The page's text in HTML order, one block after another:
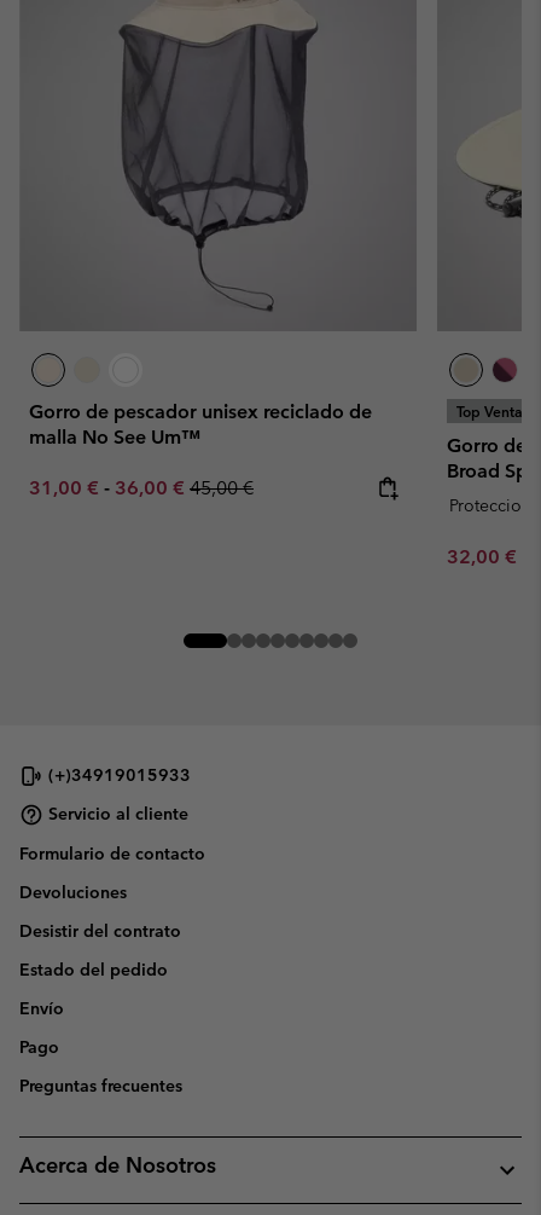
Gorro de pescador unisex reciclado de
malla No See Um™
Minimum sale price:
31,00 € - Maximum sale price:
36,00 € Regular price:
45,00 €
Top Ventas
Gorro de
Broad
Proteccion
Minimum
32,00 €
(+)34919015933
Servicio al cliente
Formulario de contacto
Devoluciones
Desistir del contrato
Estado del pedido
Envío
Pago
Preguntas frecuentes
Acerca de Nosotros